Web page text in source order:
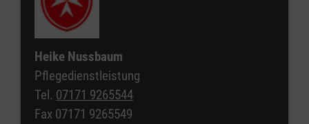
Heike Nussbaum
Pflegedienstleistung
Tel. 07171 9265544
Fax 07171 9265549